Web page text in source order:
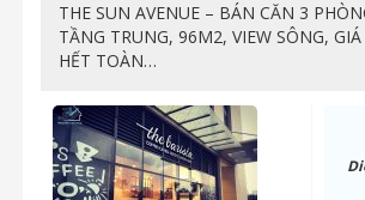
THE SUN AVENUE – BÁN CĂN 3
TẦNG TRUNG, 96M2, VIEW SÔNG,
HẾT TOÀN…